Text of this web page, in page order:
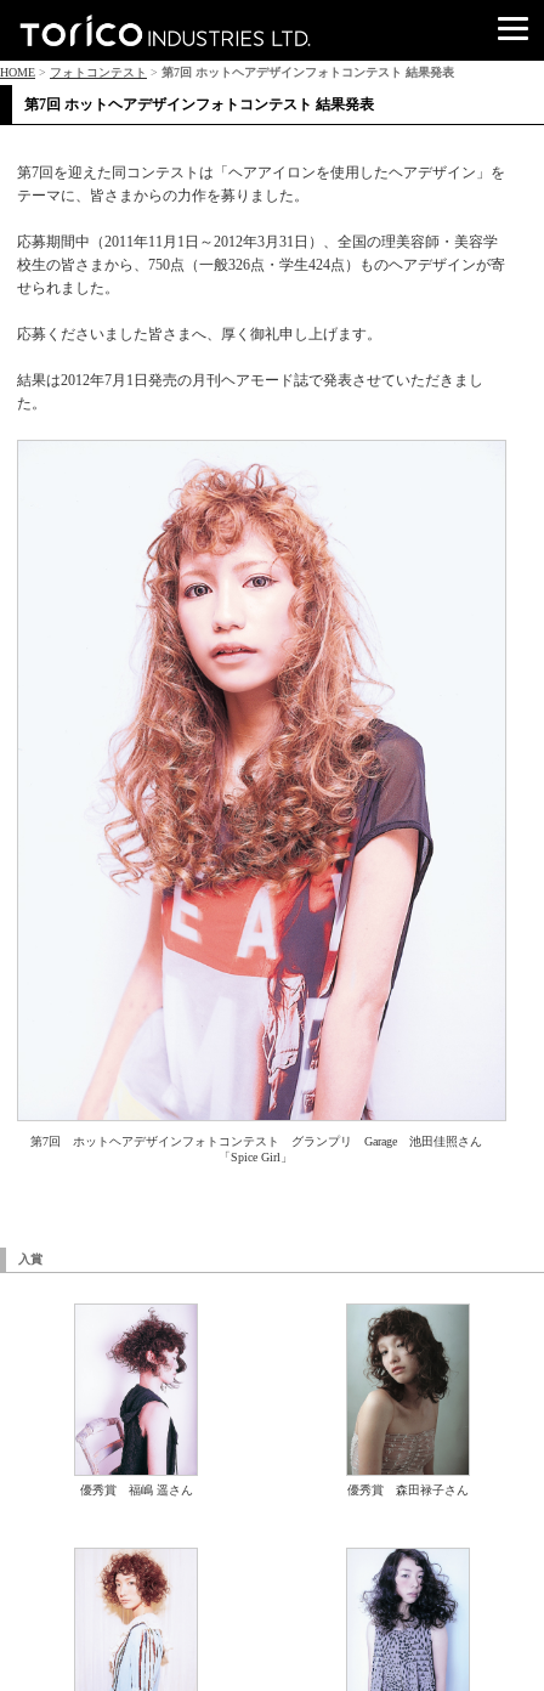
HOME > フォトコンテスト > 第7回 ホットヘアデザインフォトコンテスト 結果発表
第7回 ホットヘアデザインフォトコンテスト 結果発表
第7回を迎えた同コンテストは「ヘアアイロンを使用したヘアデザイン」を
テーマに、皆さまからの力作を募りました。
応募期間中（2011年11月1日～2012年3月31日）、全国の理美容師・美容学
校生の皆さまから、750点（一般326点・学生424点）ものヘアデザインが寄
せられました。
応募くださいました皆さまへ、厚く御礼申し上げます。
結果は2012年7月1日発売の月刊ヘアモード誌で発表させていただきまし
た。
第7回 ホットヘアデザインフォトコンテスト グランプリ Garage 池田佳照さん
「Spice Girl」
入賞
優秀賞 福嶋 遥さん 優秀賞 森田禄子さん